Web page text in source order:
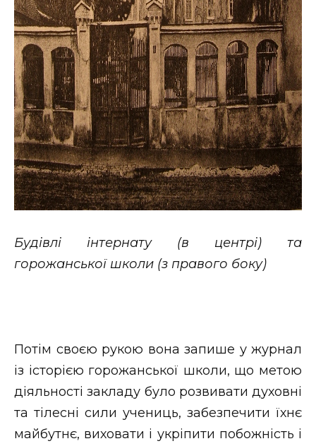
Будівлі інтернату (в центрі) та
горожанської школи (з правого боку)
Потім своєю рукою вона запише у журнал
із історією горожанської школи, що метою
діяльності закладу було розвивати духовні
та тілесні сили учениць, забезпечити їхнє
майбутнє, виховати і укріпити побожність і